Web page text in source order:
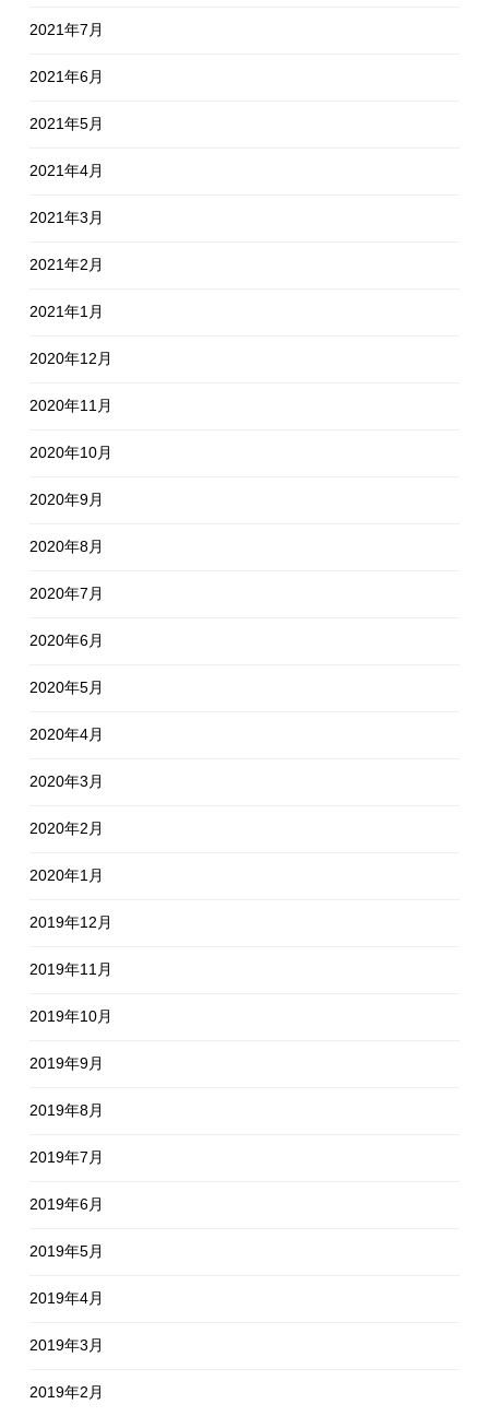
2021年7月
2021年6月
2021年5月
2021年4月
2021年3月
2021年2月
2021年1月
2020年12月
2020年11月
2020年10月
2020年9月
2020年8月
2020年7月
2020年6月
2020年5月
2020年4月
2020年3月
2020年2月
2020年1月
2019年12月
2019年11月
2019年10月
2019年9月
2019年8月
2019年7月
2019年6月
2019年5月
2019年4月
2019年3月
2019年2月